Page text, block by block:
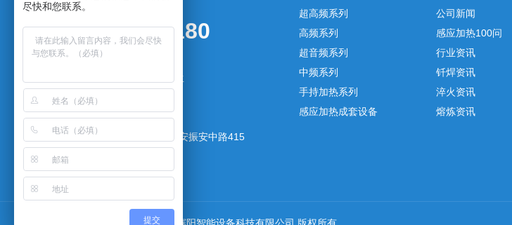
0769-83003180
传真：0769-83003181
手机：136-5257-7079 杨先生
邮箱：yxm@gdsaiyang.cn
网址：www.gdsaiyang.cn
地址：广东省东莞市长安镇长安振安中路415
号1号楼402室
超高频系列
高频系列
超音频系列
中频系列
手持加热系列
感应加热成套设备
公司新闻
感应加热100问
行业资讯
钎焊资讯
淬火资讯
熔炼资讯
尽快和您联系。
提交